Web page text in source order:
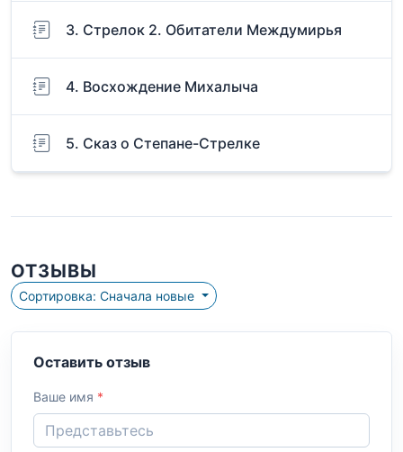
3. Стрелок 2. Обитатели Междумирья
4. Восхождение Михалыча
5. Сказ о Степане-Стрелке
ОТЗЫВЫ
Сортировка: Сначала новые
Оставить отзыв
Ваше имя *